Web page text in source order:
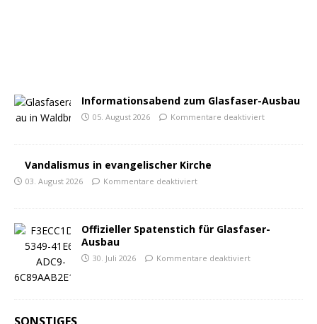
Informationsabend zum Glasfaser-Ausbau
05. August 2026 Kommentare deaktiviert
Vandalismus in evangelischer Kirche
03. August 2026 Kommentare deaktiviert
Offizieller Spatenstich für Glasfaser-
Ausbau
30. Juli 2026 Kommentare deaktiviert